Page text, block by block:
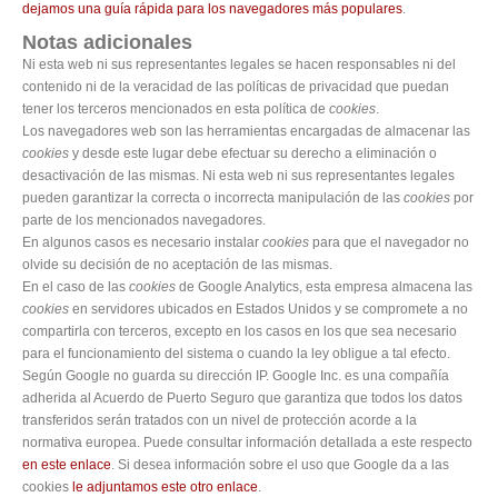
dejamos una guía rápida para los navegadores más populares.
Notas adicionales
Ni esta web ni sus representantes legales se hacen responsables ni del
contenido ni de la veracidad de las políticas de privacidad que puedan
tener los terceros mencionados en esta política de cookies.
Los navegadores web son las herramientas encargadas de almacenar las
cookies y desde este lugar debe efectuar su derecho a eliminación o
desactivación de las mismas. Ni esta web ni sus representantes legales
pueden garantizar la correcta o incorrecta manipulación de las cookies por
parte de los mencionados navegadores.
En algunos casos es necesario instalar cookies para que el navegador no
olvide su decisión de no aceptación de las mismas.
En el caso de las cookies de Google Analytics, esta empresa almacena las
cookies en servidores ubicados en Estados Unidos y se compromete a no
compartirla con terceros, excepto en los casos en los que sea necesario
para el funcionamiento del sistema o cuando la ley obligue a tal efecto.
Según Google no guarda su dirección IP. Google Inc. es una compañía
adherida al Acuerdo de Puerto Seguro que garantiza que todos los datos
transferidos serán tratados con un nivel de protección acorde a la
normativa europea. Puede consultar información detallada a este respecto
en este enlace. Si desea información sobre el uso que Google da a las
cookies le adjuntamos este otro enlace.